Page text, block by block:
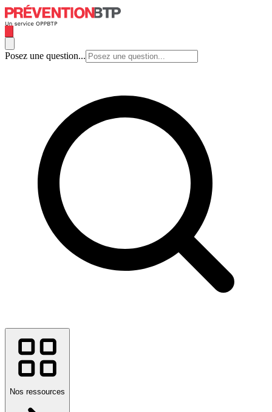
Posez une question...
Nos ressources